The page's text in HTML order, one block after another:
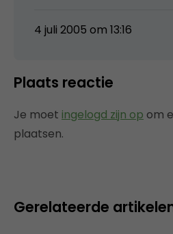
4 juli 2005 om 13:16
Plaats reactie
Je moet ingelogd zijn op om
plaatsen.
Gerelateerde